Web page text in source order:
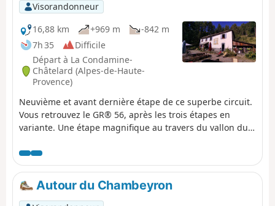
Visorandonneur
16,88 km
+969 m
-842 m
7h 35
Difficile
Départ à La Condamine-
Châtelard (Alpes-de-Haute-
Provence)
Neuvième et avant dernière étape de ce superbe circuit.
Vous retrouvez le GR® 56, après les trois étapes en
variante. Une étape magnifique au travers du vallon du
Parpaillon avec son tunnel ainsi que du Grand Berard
pour atteindre le Col de la Pare, puis le refuge éponyme
au milieu de la Forêt du Riou Bourdoux.
Autour du Chambeyron